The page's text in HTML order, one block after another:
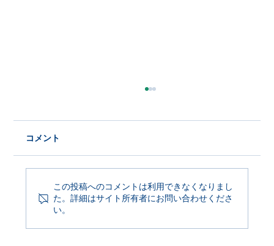
Product Update 2026年6月29日
コメント
この投稿へのコメントは利用できなくなりまし
た。詳細はサイト所有者にお問い合わせくださ
い。